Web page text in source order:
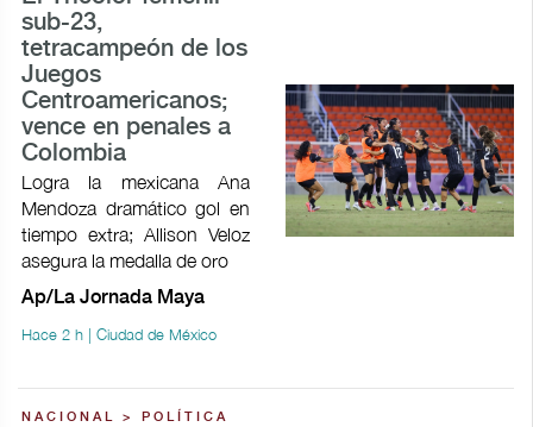
sub-23,
tetracampeón de los
Juegos
Centroamericanos;
vence en penales a
Colombia
Logra la mexicana Ana
Mendoza dramático gol en
tiempo extra; Allison Veloz
asegura la medalla de oro
Ap/La Jornada Maya
Hace 2 h | Ciudad de México
NACIONAL > POLÍTICA